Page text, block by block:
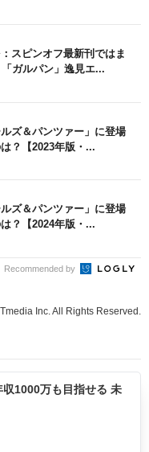
スピンオフ最新刊ではま
ガルパン」逸見エ...
ルズ＆パンツァー」に登場
？【2023年版・...
ルズ＆パンツァー」に登場
？【2024年版・...
Recommended by
Inc. All Rights Reserved.
1000万も目指せる 未